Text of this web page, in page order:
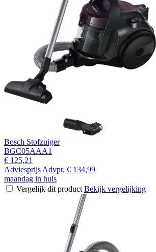
Bosch Stofzuiger
BGC05AAA1
€ 125,21
Adviesprijs Advpr. € 134,99
maandag in huis
Vergelijk dit product Bekijk vergelijking